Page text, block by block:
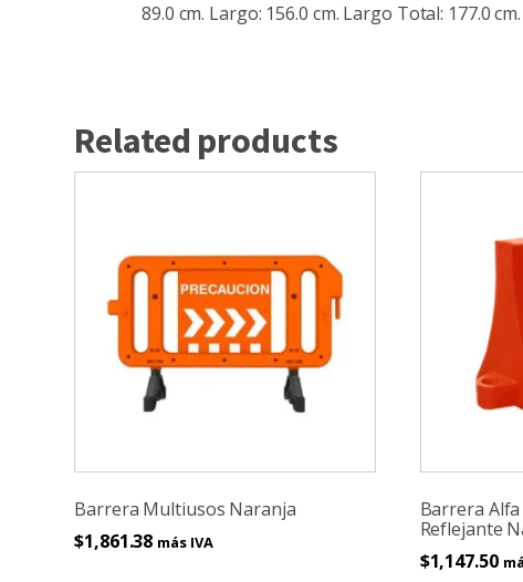
89.0 cm. Largo: 156.0 cm. Largo Total: 177.0
Related products
Barrera Multiusos Naranja
$1,861.38 más IVA
Barrera Alfa
Reflejante
$1,147.50